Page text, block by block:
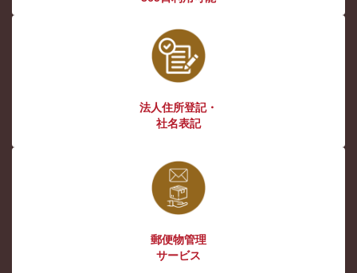
法人住所登記・
社名表記
郵便物管理
サービス